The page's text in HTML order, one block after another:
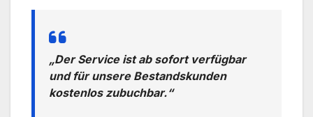
„Der Service ist ab sofort verfügbar
und für unsere Bestandskunden
kostenlos zubuchbar.“